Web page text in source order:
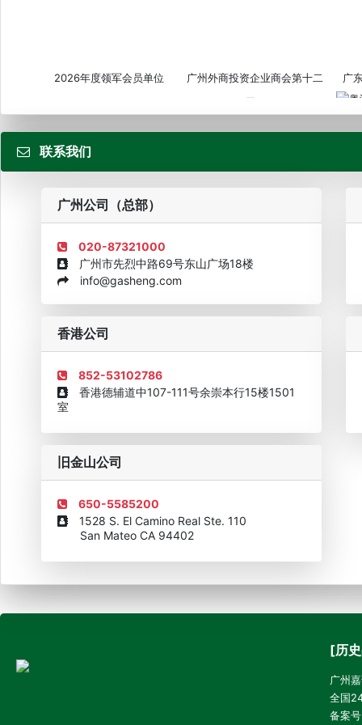
2026年度领军会员单位
广州外商投资企业商会第十二
届...
广
企业诚信AAAAA奖牌2015 欧美澳最具价值品牌移民机构
联系我们
广州公司（总部）
020-87321000
广州市先烈中路69号东山广场18楼
info@gasheng.com
香港公司
852-53102786
香港德辅道中107-111号余崇本行15楼1501
室
旧金山公司
650-5585200
1528 S. El Camino Real Ste. 110
San Mateo CA 94402
[历
广州
全国
备案